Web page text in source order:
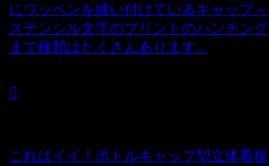
にワッペンを縫い付けているキャップ～
ステンシル文字のプリントのハンチング
まで種類はたくさんあります...
これはイイ！ボトルキャップ型立体看板